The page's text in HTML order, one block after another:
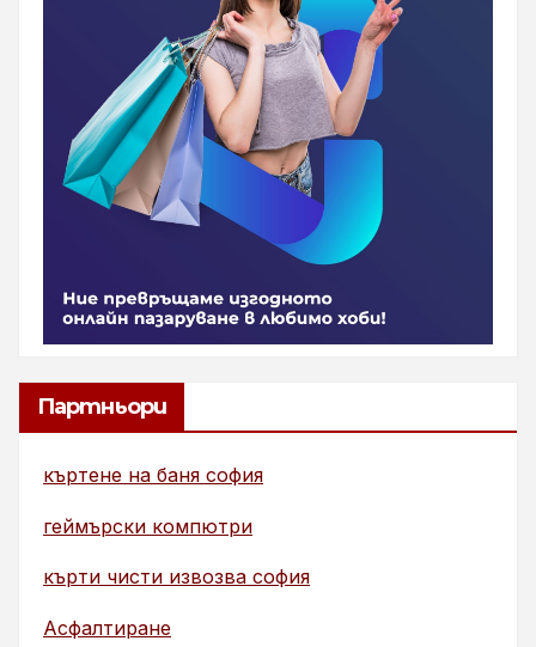
Партньори
къртене на баня софия
геймърски компютри
кърти чисти извозва софия
Асфалтиране